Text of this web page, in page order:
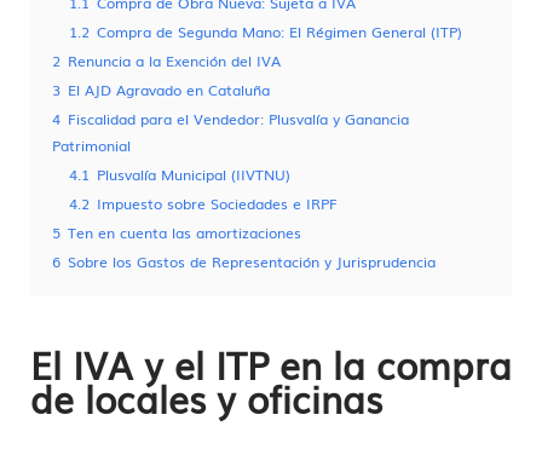
1.2 Compra de Segunda Mano: El Régimen General (ITP)
2 Renuncia a la Exención del IVA
3 El AJD Agravado en Cataluña
4 Fiscalidad para el Vendedor: Plusvalía y Ganancia
Patrimonial
4.1 Plusvalía Municipal (IIVTNU)
4.2 Impuesto sobre Sociedades e IRPF
5 Ten en cuenta las amortizaciones
6 Sobre los Gastos de Representación y Jurisprudencia
El IVA y el ITP en la compra
de locales y oficinas